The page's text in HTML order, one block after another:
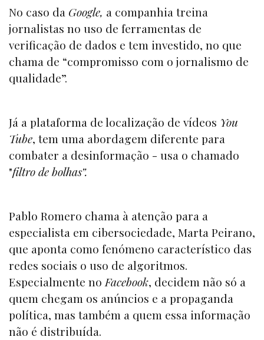
No caso da Google, a companhia treina
jornalistas no uso de ferramentas de
verificação de dados e tem investido, no que
chama de “compromisso com o jornalismo de
qualidade”.
Já a plataforma de localização de vídeos You
Tube, tem uma abordagem diferente para
combater a desinformação - usa o chamado
"filtro de bolhas”.
Pablo Romero chama à atenção para a
especialista em cibersociedade, Marta Peirano,
que aponta como fenómeno característico das
redes sociais o uso de algoritmos.
Especialmente noFacebook, decidem não só a
quem chegam os anúncios e a propaganda
política, mas também a quem essa informação
não é distribuída.